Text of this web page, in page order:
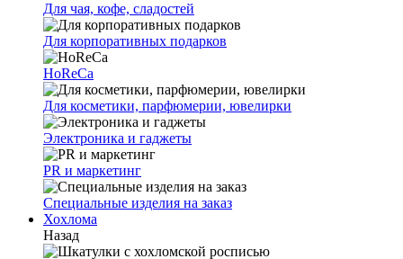
Для чая, кофе, сладостей
Для корпоративных подарков
HoReCa
Для косметики, парфюмерии, ювелирки
Электроника и гаджеты
PR и маркетинг
Специальные изделия на заказ
Хохлома
Назад